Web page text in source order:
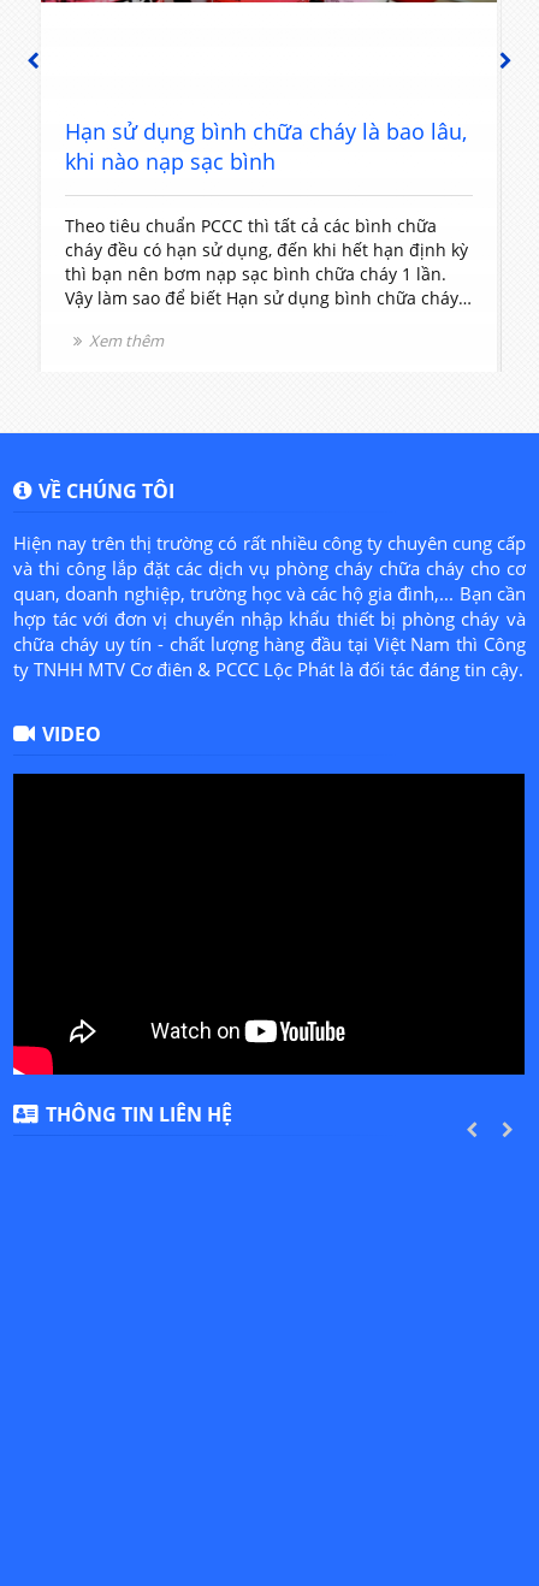
PREVIOUS
Hạn sử dụng bình chữa cháy là bao lâu,
khi nào nạp sạc bình
Theo tiêu chuẩn PCCC thì tất cả các bình chữa
cháy đều có hạn sử dụng, đến khi hết hạn định kỳ
thì bạn nên bơm nạp sạc bình chữa cháy 1 lần.
Vậy làm sao để biết Hạn sử dụng bình chữa cháy
viên chúng tôi tư vấn cho bạn nhé.
Xem thêm
NEXT
VỀ CHÚNG TÔI
Hiện nay trên thị trường có rất nhiều công ty chuyên cung cấp
và thi công lắp đặt các dịch vụ phòng cháy chữa cháy cho cơ
quan, doanh nghiệp, trường học và các hộ gia đình,... Bạn cần
hợp tác với đơn vị chuyển nhập khẩu thiết bị phòng cháy và
chữa cháy uy tín - chất lượng hàng đầu tại Việt Nam thì Công
ty TNHH MTV Cơ điên & PCCC Lộc Phát là đối tác đáng tin cậy.
VIDEO
THÔNG TIN LIÊN HỆ
PREVIOUS
NEXT